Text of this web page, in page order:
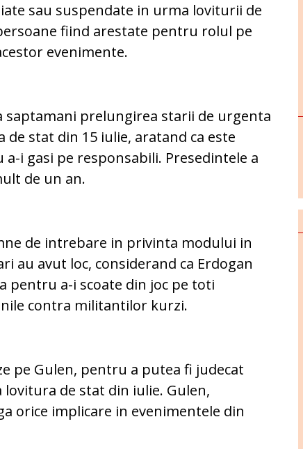
sau suspendate in urma loviturii de
fiind arestate pentru rolul pe
evenimente.
saptamani prelungirea starii de urgenta
stat din 15 iulie, aratand ca este
i gasi pe responsabili. Presedintele a
de un an.
de intrebare in privinta modului in
au avut loc, considerand ca Erdogan
pentru a-i scoate din joc pe toti
contra militantilor kurzi.
pe Gulen, pentru a putea fi judecat
de stat din iulie. Gulen,
orice implicare in evenimentele din